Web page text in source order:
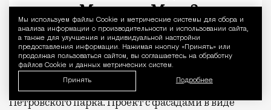
Уведомление
Мы используем файлы Сookie и метрические системы для сбора и
анализа информации о производительности и использовании сайта,
а также для улучшения и индивидуальной настройки
предоставления информации. Нажимая кнопку «Принять» или
продолжая пользоваться сайтом, вы соглашаетесь на обработку
файлов Cookie и данных метрических систем.
Принять Подробнее
аудиогидовпо нетуристической Москве:«Парки в
деталях»и«Гуляем по районам».
Особенно удачная локация с точки зрения
истории доступна резидентам премиального
жилого комплекса «С5»
в одной минуте ходьбы от
Петровского парка. Проект с фасадами в виде